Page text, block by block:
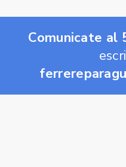
Comunicate al